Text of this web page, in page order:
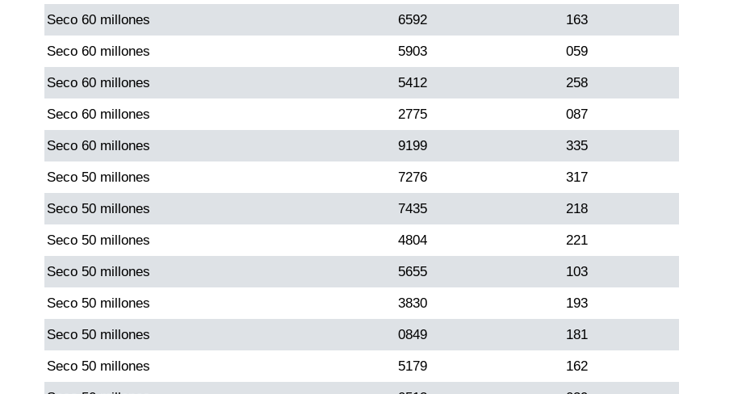
Pick 3 Noche
Pick 4 Día
Pick 4 Noche
Pijao de Oro
Saman de la suerte
Sinuano Día
Sinuano Noche
Super Chontico Noche
Seco 60 millones 6592 163
Seco 60 millones 5903 059
Seco 60 millones 5412 258
Seco 60 millones 2775 087
Seco 60 millones 9199 335
Seco 50 millones 7276 317
Seco 50 millones 7435 218
Seco 50 millones 4804 221
Seco 50 millones 5655 103
Seco 50 millones 3830 193
Seco 50 millones 0849 181
Seco 50 millones 5179 162